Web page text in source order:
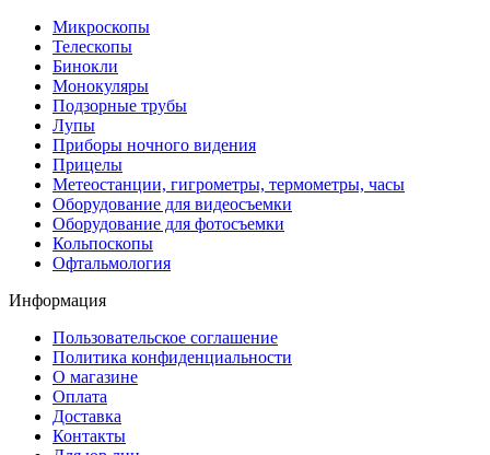
Микроскопы
Телескопы
Бинокли
Монокуляры
Подзорные трубы
Лупы
Приборы ночного видения
Прицелы
Метеостанции, гигрометры, термометры, часы
Оборудование для видеосъемки
Оборудование для фотосъемки
Кольпоскопы
Офтальмология
Информация
Пользовательское соглашение
Политика конфиденциальности
О магазине
Оплата
Доставка
Контакты